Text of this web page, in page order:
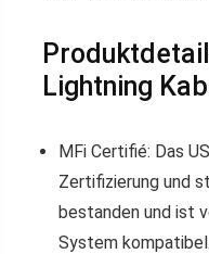
Lightning
MFi Certifié: Das
Zertifizierung und
bestanden und ist
System